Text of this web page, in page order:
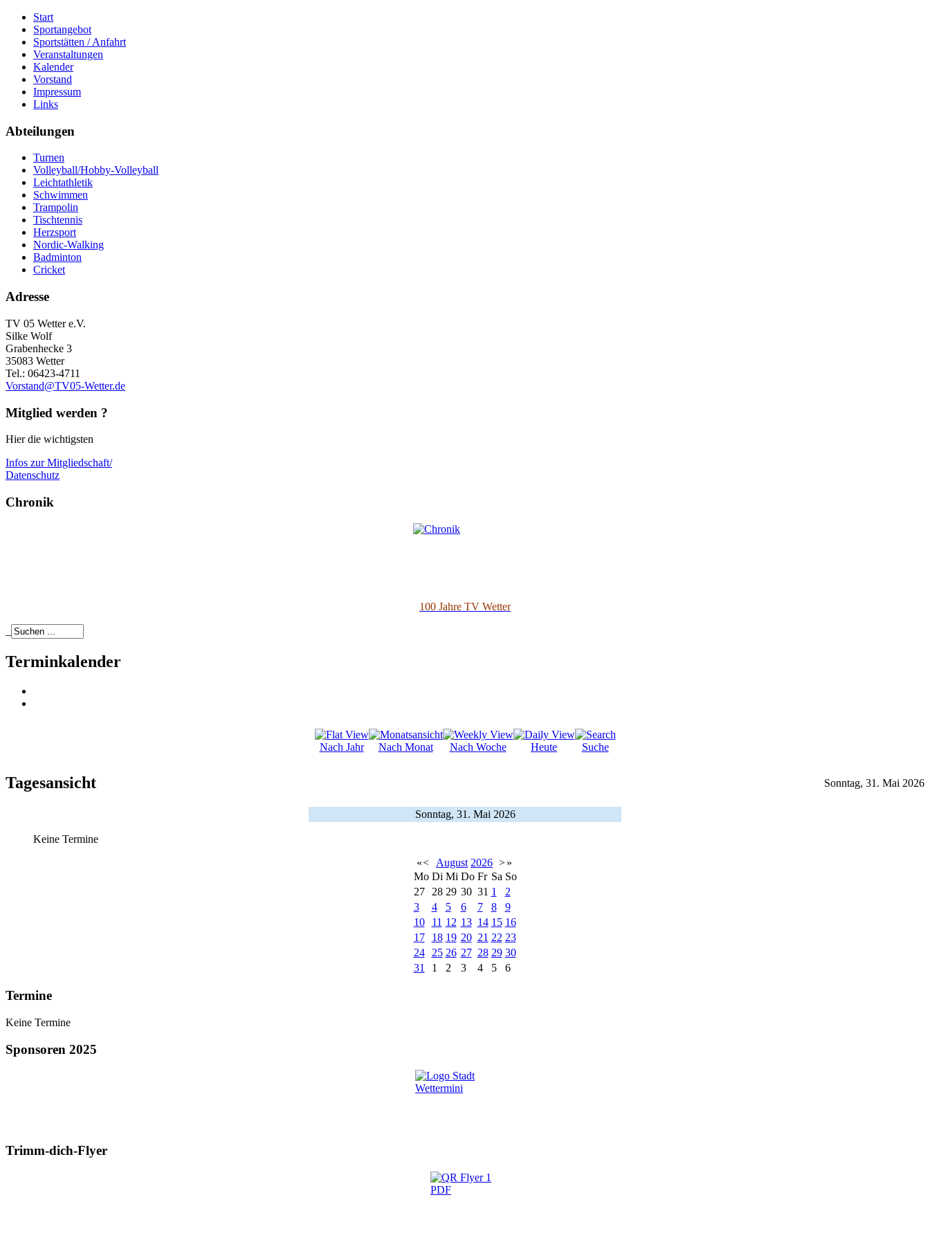
Start
Sportangebot
Sportstätten / Anfahrt
Veranstaltungen
Kalender
Vorstand
Impressum
Links
Abteilungen
Turnen
Volleyball/Hobby-Volleyball
Leichtathletik
Schwimmen
Trampolin
Tischtennis
Herzsport
Nordic-Walking
Badminton
Cricket
Adresse
TV 05 Wetter e.V.
Silke Wolf
Grabenhecke 3
35083 Wetter
Tel.: 06423-4711
Vorstand@TV05-Wetter.de
Mitglied werden ?
Hier die wichtigsten
Infos zur Mitgliedschaft/
Datenschutz
Chronik
100 Jahre TV Wetter
Terminkalender
Nach Jahr Nach Monat Nach Woche Heute Suche
Tagesansicht Sonntag, 31. Mai 2026
Sonntag, 31. Mai 2026
Keine Termine
«< August 2026 >»
Mo Di Mi Do Fr Sa So
27
28 29 30 31 1
2
3
4 5 6 7 8
9
10
11 12 13 14 15 16
17
18 19 20 21 22 23
24
25 26 27 28 29 30
31
1 2 3 4 5 6
Termine
Keine Termine
Sponsoren 2025
Trimm-dich-Flyer